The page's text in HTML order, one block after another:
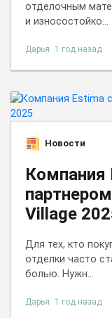
отделочным
и износостойко...
Дарья 1 год назад
Новости
Компания
Village
Для тех, кто
отделки часто
болью. Нужн...
Дарья 1 год назад